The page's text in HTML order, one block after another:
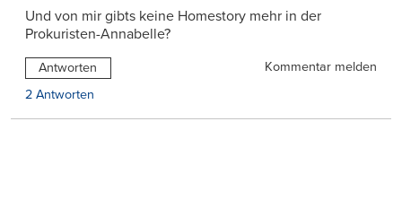
Und von mir gibts keine Homestory mehr in der
Prokuristen-Annabelle?
Antworten
Kommentar melden
2 Antworten